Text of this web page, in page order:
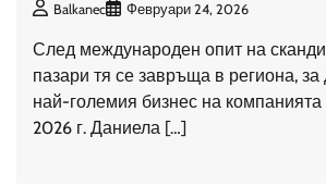
Balkanec Февруари 24, 2026
След международен опит на
пазари тя се завръща в региона,
най-големия бизнес на
2026 г. Даниела […]